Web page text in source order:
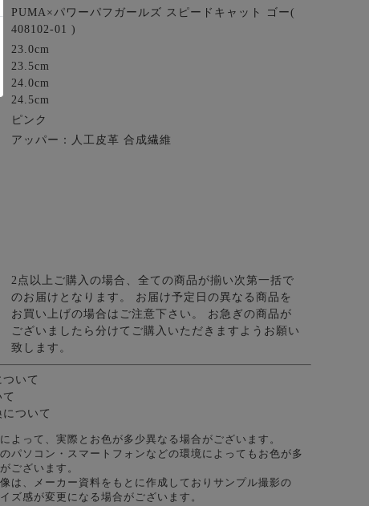
PUMA×パワーパフガールズ スピードキャット ゴー(
408102-01 )
23.0cm
23.5cm
24.0cm
24.5cm
ピンク
アッパー：人工皮革 合成繊維
2点以上ご購入の場合、全ての商品が揃い次第一括で
のお届けとなります。 お届け予定日の異なる商品を
お買い上げの場合はご注意下さい。 お急ぎの商品が
ございましたら分けてご購入いただきますようお願い
致します。
いて
ついて
よって、実際とお色が多少異なる場合がございます。
パソコン・スマートフォンなどの環境によってもお色が多
ございます。
は、メーカー資料をもとに作成しておりサンプル撮影の
ズ感が変更になる場合がございます。